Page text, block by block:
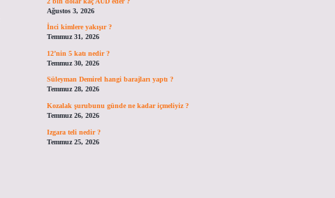
Ağustos 3, 2026
İnci kimlere yakışır ?
Temmuz 31, 2026
12’nin 5 katı nedir ?
Temmuz 30, 2026
Süleyman Demirel hangi barajları yaptı ?
Temmuz 28, 2026
Kozalak şurubunu günde ne kadar içmeliyiz ?
Temmuz 26, 2026
Izgara teli nedir ?
Temmuz 25, 2026